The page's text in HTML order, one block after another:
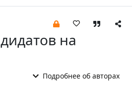
на
Подробнее об авторах